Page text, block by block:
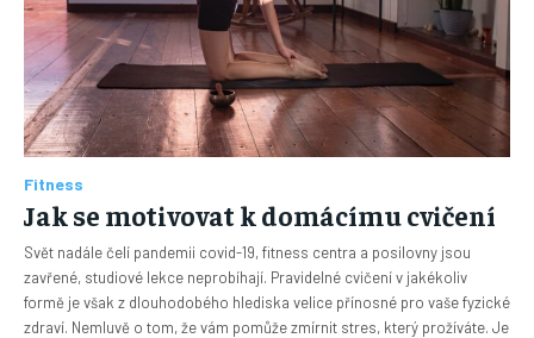
Fitness
Jak se motivovat k domácímu cvičení
Svět nadále čelí pandemii covid-19, fitness centra a posilovny jsou
zavřené, studiové lekce neprobíhají. Pravidelné cvičení v jakékoliv
formě je však z dlouhodobého hlediska velice přínosné pro vaše fyzické
zdraví. Nemluvě o tom, že vám pomůže zmírnit stres, který prožíváte. Je